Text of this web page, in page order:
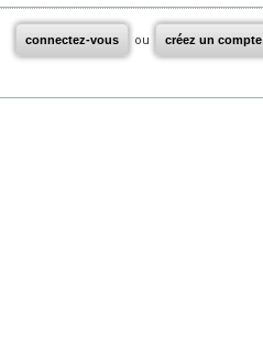
connectez-vous ou créez un compte